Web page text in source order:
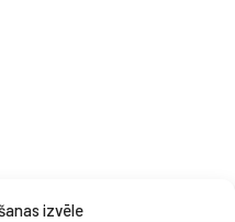
izvēle